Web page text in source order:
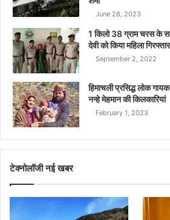
June 28, 2023
1 किलो 38 ग्राम चरस के
देवी को किया महिला गिरफ्तार
September 2, 2022
हिमाचली प्रसिद्ध लोक
नन्हे मेहमान की किलकारियां
February 1, 2023
टेक्नोलॉजी नई खबर